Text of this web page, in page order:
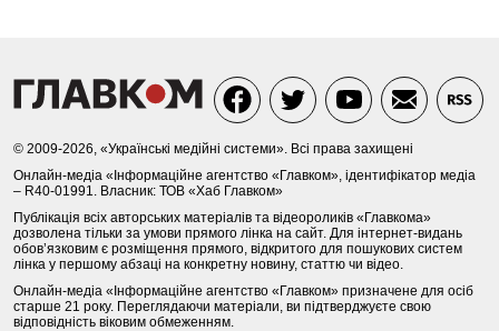
© 2009-2026, «Українські медійні системи». Всі права захищені
Онлайн-медіа «Інформаційне агентство «Главком», ідентифікатор медіа
– R40-01991. Власник: ТОВ «Хаб Главком»
Публікація всіх авторських матеріалів та відеороликів «Главкома»
дозволена тільки за умови прямого лінка на сайт. Для інтернет-видань
обов’язковим є розміщення прямого, відкритого для пошукових систем
лінка у першому абзаці на конкретну новину, статтю чи відео.
Онлайн-медіа «Інформаційне агентство «Главком» призначене для осіб
старше 21 року. Переглядаючи матеріали, ви підтверджуєте свою
відповідність віковим обмеженням.